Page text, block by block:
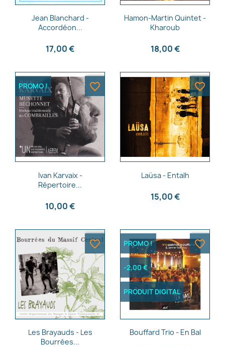
Aperçu rapide
Jean Blanchard -
Accordéon...
17,00 €
Aperçu rapide
Hamon-Martin Quintet -
Kharoub
18,00 €
Aperçu rapide
Ivan Karvaix -
Répertoire...
10,00 €
PROMO ! favorite_border
 Aperçu rapide
Laüsa - Entalh
15,00 €
favorite_border
Aperçu rapide
Les Brayauds - Les
Bourrées...
favorite_border
Aperçu rapide
Bouffard Trio - En Bal
PROMO !
-2,00 €
PRODUIT DIGITAL
favorite_border